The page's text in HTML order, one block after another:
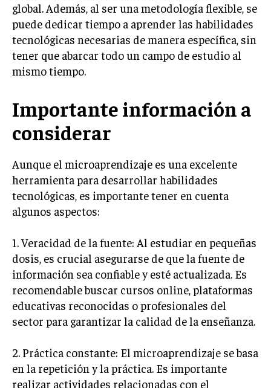
global. Además, al ser una metodología flexible, se
puede dedicar tiempo a aprender las habilidades
tecnológicas necesarias de manera específica, sin
tener que abarcar todo un campo de estudio al
mismo tiempo.
Importante información a
considerar
Aunque el microaprendizaje es una excelente
herramienta para desarrollar habilidades
tecnológicas, es importante tener en cuenta
algunos aspectos:
1. Veracidad de la fuente: Al estudiar en pequeñas
dosis, es crucial asegurarse de que la fuente de
información sea confiable y esté actualizada. Es
recomendable buscar cursos online, plataformas
educativas reconocidas o profesionales del
sector para garantizar la calidad de la enseñanza.
2. Práctica constante: El microaprendizaje se basa
en la repetición y la práctica. Es importante
realizar actividades relacionadas con el